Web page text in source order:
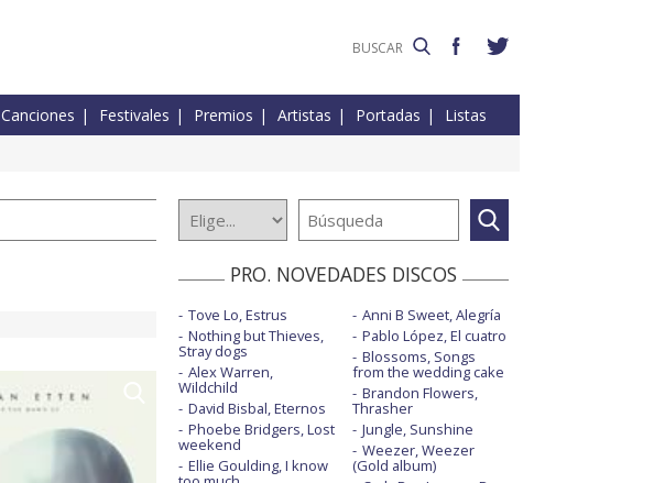
Canciones Festivales Premios Artistas Portadas Listas
PRO. NOVEDADES DISCOS
Tove Lo, Estrus
Nothing but Thieves,
Stray dogs
Alex Warren,
Wildchild
David Bisbal, Eternos
Phoebe Bridgers, Lost
weekend
Ellie Goulding, I know
Anni B Sweet, Alegría
Pablo López, El cuatro
Blossoms, Songs
from the wedding cake
Brandon Flowers,
Thrasher
Jungle, Sunshine
Weezer, Weezer
(Gold album)